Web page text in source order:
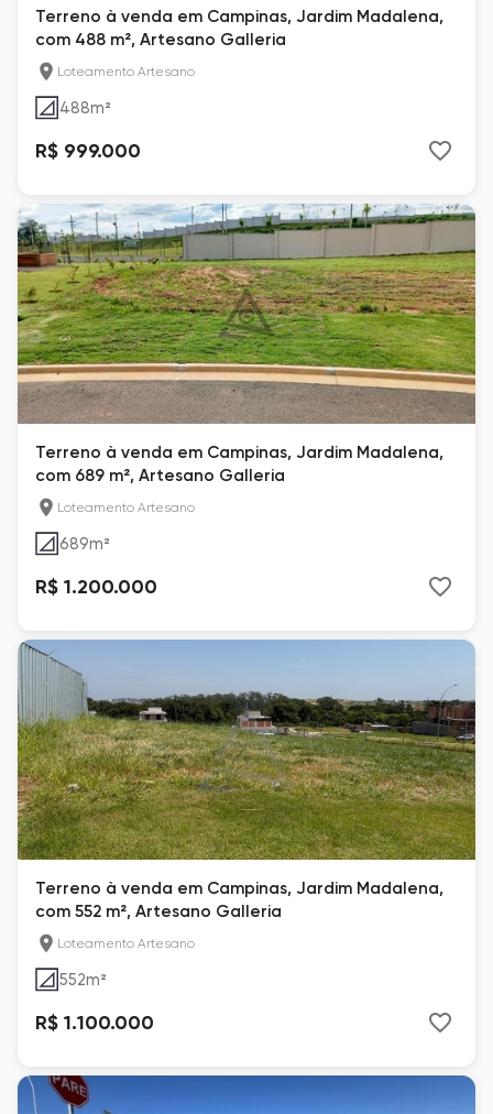
Terreno à venda em Campinas, Jardim Madalena,
com 488 m², Artesano Galleria
Loteamento Artesano
488m²
R$ 999.000
Terreno à venda em Campinas, Jardim Madalena,
com 689 m², Artesano Galleria
Loteamento Artesano
689m²
R$ 1.200.000
Terreno à venda em Campinas, Jardim Madalena,
com 552 m², Artesano Galleria
Loteamento Artesano
552m²
R$ 1.100.000